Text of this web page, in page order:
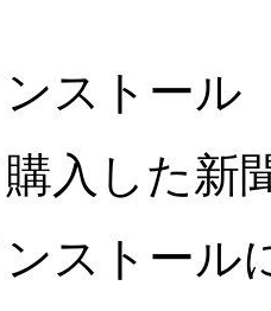
ストール
購入した新
ンストール